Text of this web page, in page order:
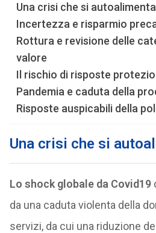
Una crisi che si autoalimenta
Incertezza e risparmio
Rottura e revisione delle
valore
Il rischio di risposte
Pandemia e caduta della
Risposte auspicabili della
Una crisi che si
Lo shock globale da Covid19
da una caduta violenta della
servizi, da cui una riduzione